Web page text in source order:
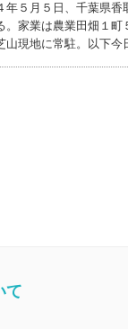
年５月５日、千葉県
。家業は農業田畑１
山現地に常駐。以下今
て